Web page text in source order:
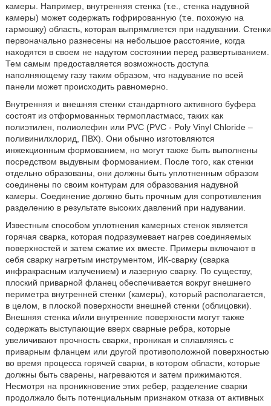
камеры. Например, внутренняя стенка (т.е., стенка надувной
камеры) может содержать гофрированную (т.е. похожую на
гармошку) область, которая выпрямляется при надувании. Стенки
первоначально разнесены на небольшое расстояние, когда
находятся в своем не надутом состоянии перед развертыванием.
Тем самым предоставляется возможность доступа
наполняющему газу таким образом, что надувание по всей
панели может происходить равномерно.
Внутренняя и внешняя стенки стандартного активного буфера
состоят из отформованных термопластмасс, таких как
полиэтилен, полиолефин или PVC (PVC - Poly Vinyl Chloride –
поливинилхлорид, ПВХ). Они обычно изготовляются
инжекционным формованием, но могут также быть выполнены
посредством выдувным формованием. После того, как стенки
отдельно образованы, они должны быть уплотненным образом
соединены по своим контурам для образования надувной
камеры. Соединение должно быть прочным для сопротивления
разделению в результате высоких давлений при надувании.
Известным способом уплотнения камерных стенок является
горячая сварка, которая подразумевает нагрев соединяемых
поверхностей и затем сжатие их вместе. Примеры включают в
себя сварку нагретым инструментом, ИК-сварку (сварка
инфракрасным излучением) и лазерную сварку. По существу,
плоский приварной фланец обеспечивается вокруг внешнего
периметра внутренней стенки (камеры), который располагается,
в целом, в плоской поверхности внешней стенки (облицовки).
Внешняя стенка и/или внутренние поверхности могут также
содержать выступающие вверх сварные ребра, которые
увеличивают прочность сварки, проникая и сплавляясь с
приварным фланцем или другой противоположной поверхностью
во время процесса горячей сварки, в котором области, которые
должны быть сварены, нагреваются и затем прижимаются.
Несмотря на проникновение этих ребер, разделение сварки
продолжало быть потенциальным признаком отказа от активных